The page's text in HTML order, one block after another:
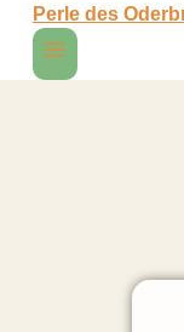
Perle des